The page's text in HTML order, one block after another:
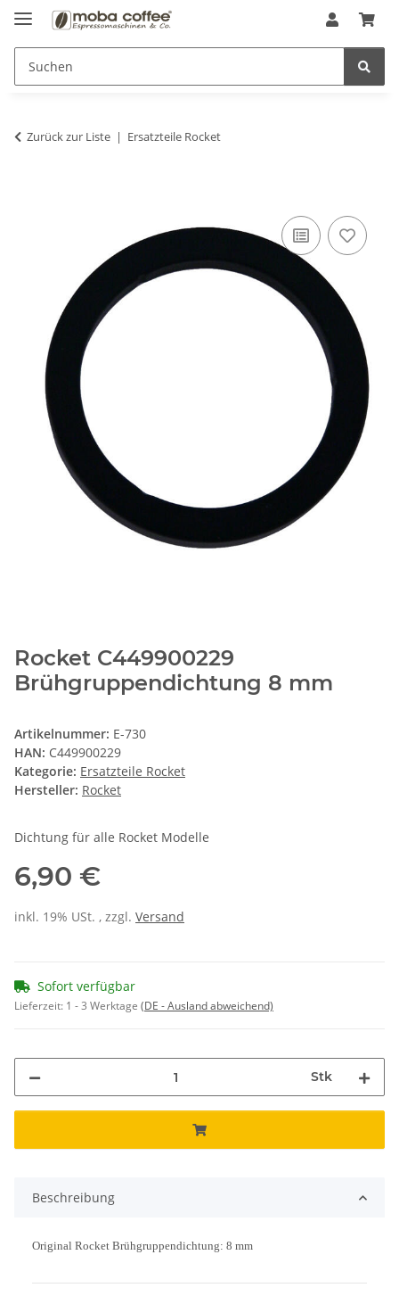
Zurück zur Liste Ersatzteile Rocket
Rocket C449900229
Brühgruppendichtung 8 mm
Artikelnummer: E-730
HAN: C449900229
Kategorie: Ersatzteile Rocket
Hersteller: Rocket
Dichtung für alle Rocket Modelle
6,90 €
inkl. 19% USt. , zzgl. Versand
Sofort verfügbar
Lieferzeit: 1 - 3 Werktage (DE - Ausland abweichend)
Stk
Beschreibung
Original Rocket Brühgruppendichtung: 8 mm